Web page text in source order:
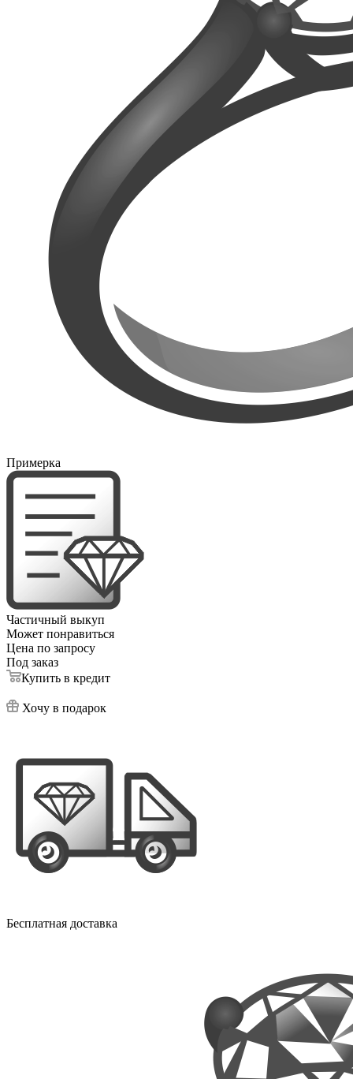
Примерка
Частичный выкуп
Может понравиться
Цена по запросу
Под заказ
Купить в кредит
Хочу в подарок
Бесплатная доставка